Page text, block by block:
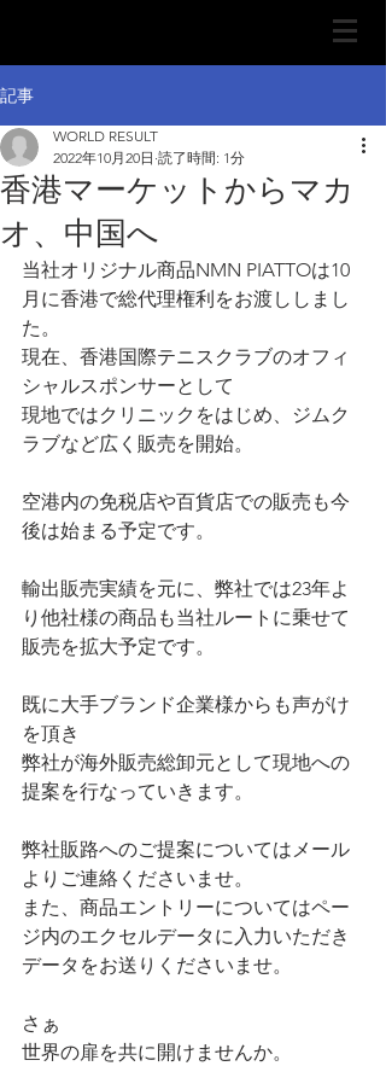
記事
香港マーケットからマカ
オ、中国へ
WORLD RESULT
2022年10月20日 読了時間: 1分
当社オリジナル商品NMN PIATTOは10
月に香港で総代理権利をお渡ししまし
た。
現在、香港国際テニスクラブのオフィ
シャルスポンサーとして
現地ではクリニックをはじめ、ジムク
ラブなど広く販売を開始。
空港内の免税店や百貨店での販売も今
後は始まる予定です。
輸出販売実績を元に、弊社では23年よ
り他社様の商品も当社ルートに乗せて
販売を拡大予定です。
既に大手ブランド企業様からも声がけ
を頂き
弊社が海外販売総卸元として現地への
提案を行なっていきます。
弊社販路へのご提案についてはメール
よりご連絡くださいませ。
また、商品エントリーについてはペー
ジ内のエクセルデータに入力いただき
データをお送りくださいませ。
さぁ
世界の扉を共に開けませんか。